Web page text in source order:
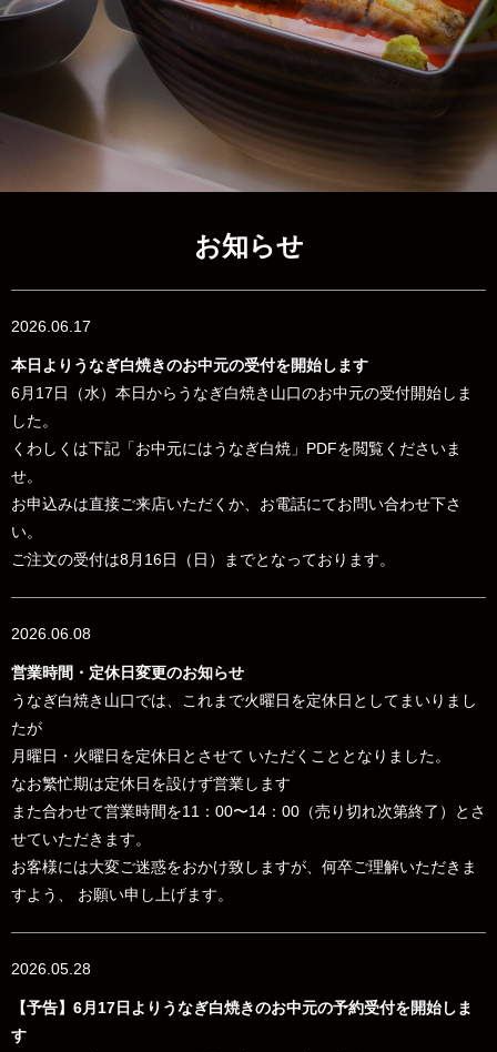
お知らせ
2026.06.17
本日よりうなぎ白焼きのお中元の受付を開始します
6月17日（水）本日からうなぎ白焼き山口のお中元の受付開始しま
した。
くわしくは下記「お中元にはうなぎ白焼」PDFを閲覧くださいま
せ。
お申込みは直接ご来店いただくか、お電話にてお問い合わせ下さ
い。
ご注文の受付は8月16日（日）までとなっております。
2026.06.08
営業時間・定休日変更のお知らせ
うなぎ白焼き山口では、これまで火曜日を定休日としてまいりまし
たが
月曜日・火曜日を定休日とさせて いただくこととなりました。
なお繁忙期は定休日を設けず営業します
また合わせて営業時間を11：00〜14：00（売り切れ次第終了）とさ
せていただきます。
お客様には大変ご迷惑をおかけ致しますが、何卒ご理解いただきま
すよう、 お願い申し上げます。
2026.05.28
【予告】6月17日よりうなぎ白焼きのお中元の予約受付を開始しま
す